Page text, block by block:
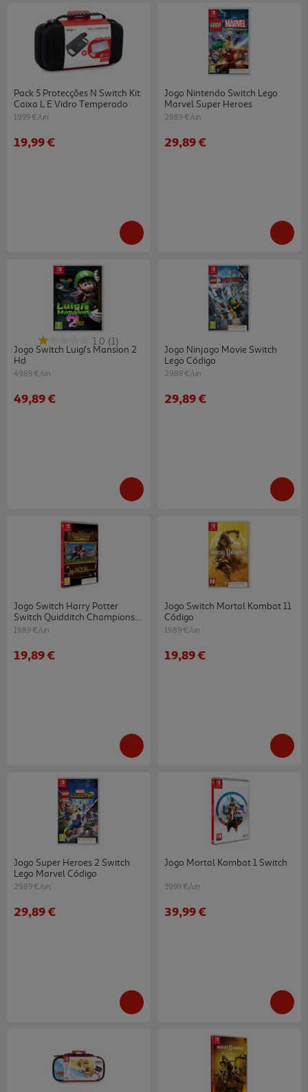
Pack 5 Protecções N Switch Kit
Caixa L E Vidro Temperado
19.99 €/un
19,99 €
Jogo Nintendo Switch Lego
Marvel Super Heroes
29.89 €/un
29,89 €
1.0 (1)
Jogo Switch Luigi's Mansion 2
Hd
49.89 €/un
49,89 €
Jogo Ninjago Movie Switch
Lego Código
29.89 €/un
29,89 €
Jogo Switch Harry Potter
Switch Quidditch Champions
Deluxe Edition
19.89 €/un
19,89 €
Jogo Switch Mortal Kombat 11
Código
19.89 €/un
19,89 €
Jogo Super Heroes 2 Switch
Lego Marvel Código
29.89 €/un
29,89 €
Jogo Mortal Kombat 1 Switch
39.99 €/un
39,99 €